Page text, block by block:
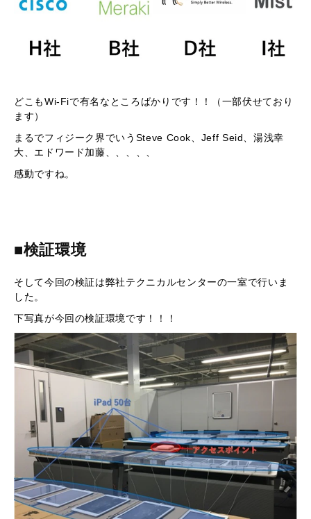
どこもWi-Fiで有名なところばかりです！！（一部伏せており
ます）
まるでフィジーク界でいうSteve Cook、Jeff Seid、湯浅幸
大、エドワード加藤、、、、、
感動ですね。
■検証環境
そして今回の検証は弊社テクニカルセンターの一室で行いま
した。
下写真が今回の検証環境です！！！